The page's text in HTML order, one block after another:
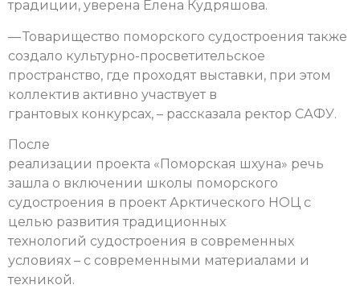
традиции, уверена Елена Кудряшова.
— Товарищество поморского судостроения также
создало культурно-просветительское
пространство, где проходят выставки, при этом
коллектив активно участвует в
грантовых конкурсах, – рассказала ректор САФУ.
После
реализации проекта «Поморская шхуна» речь
зашла о включении школы поморского
судостроения в проект Арктического НОЦ с
целью развития традиционных
технологий судостроения в современных
условиях – с современными материалами и
техникой.